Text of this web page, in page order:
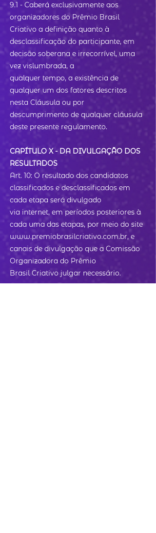
9.1 - Caberá exclusivamente aos
organizadores do Prêmio Brasil
Criativo a definição quanto à
desclassificação do participante, em
decisão soberana e irrecorrível, uma
vez vislumbrada, a
qualquer tempo, a existência de
qualquer um dos fatores descritos
nesta Cláusula ou por
descumprimento de qualquer cláusula
deste presente regulamento.
CAPÍTULO X - DA DIVULGAÇÃO DOS
RESULTADOS
Art. 10: O resultado dos candidatos
classificados e desclassificados em
cada etapa será divulgado
via internet, em períodos posteriores à
cada uma das etapas, por meio do site
www.premiobrasilcriativo.com.br, e
canais de divulgação que a Comissão
Organizadora do Prêmio
Brasil Criativo julgar necessário.